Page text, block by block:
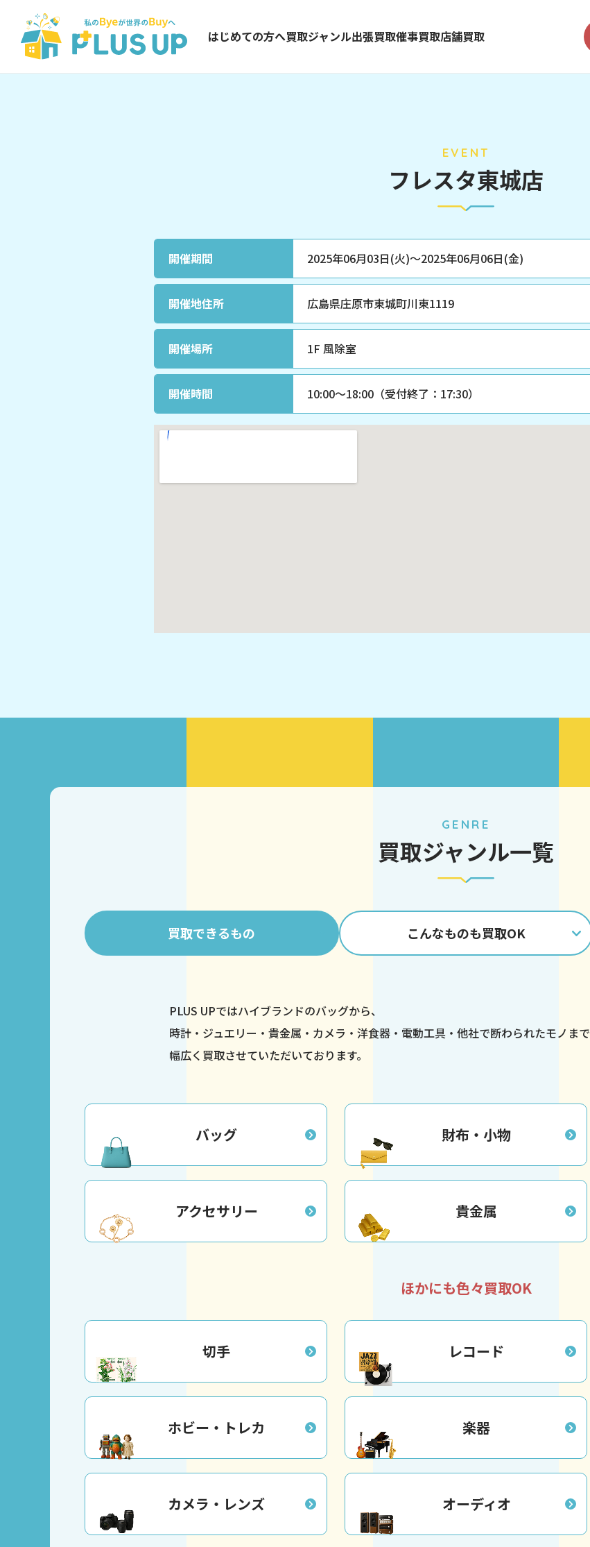
はじめての方へ買取ジャンル出張買取催事買取店舗買取
EVENT
フレスタ東城店
開催期間 2025年06月03日(火)～2025年06月06日(金)
開催地住所 広島県庄原市東城町川東1119
開催場所 1F 風除室
開催時間 10:00〜18:00（受付終了：17:30）
GENRE
買取ジャンル一覧
買取できるもの こんなものも買取OK
PLUS UPではハイブランドのバッグから、
時計・ジュエリー・貴金属・カメラ・洋食器・ 電動工具・他社で断わられたモノまで
幅広く買取させていただいております。
バッグ 財布・小物
アクセサリー 貴金属
ほかにも色々買取OK
切手 レコード
ホビー・トレカ 楽器
カメラ・レンズ オーディオ